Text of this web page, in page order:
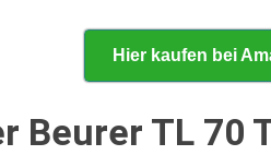
Hier kaufen bei
Beurer TL 70